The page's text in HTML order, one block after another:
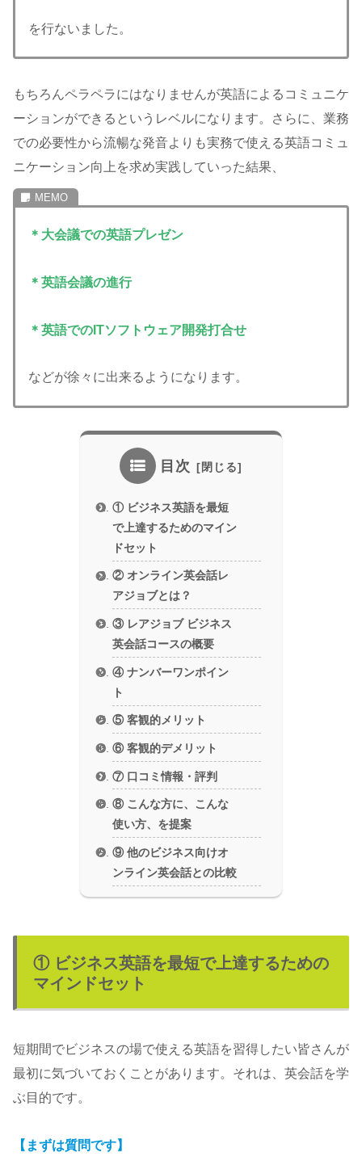
を行ないました。
もちろんペラペラにはなりませんが英語によるコミュニケ
ーションができるというレベルになります。さらに、業務
での必要性から流暢な発音よりも実務で使える英語コミュ
ニケーション向上を求め実践していった結果、
＊大会議での英語プレゼン
＊英語会議の進行
＊英語でのITソフトウェア開発打合せ
などが徐々に出来るようになります。
目次
① ビジネス英語を最短
で上達するためのマイン
ドセット
② オンライン英会話レ
アジョブとは？
③ レアジョブ ビジネス
英会話コースの概要
④ ナンバーワンポイン
ト
⑤ 客観的メリット
⑥ 客観的デメリット
⑦ 口コミ情報・評判
⑧ こんな方に、こんな
使い方、を提案
⑨ 他のビジネス向けオ
ンライン英会話との比較
① ビジネス英語を最短で上達するための
マインドセット
短期間でビジネスの場で使える英語を習得したい皆さんが
最初に気づいておくことがあります。それは、英会話を学
ぶ目的です。
【まずは質問です】